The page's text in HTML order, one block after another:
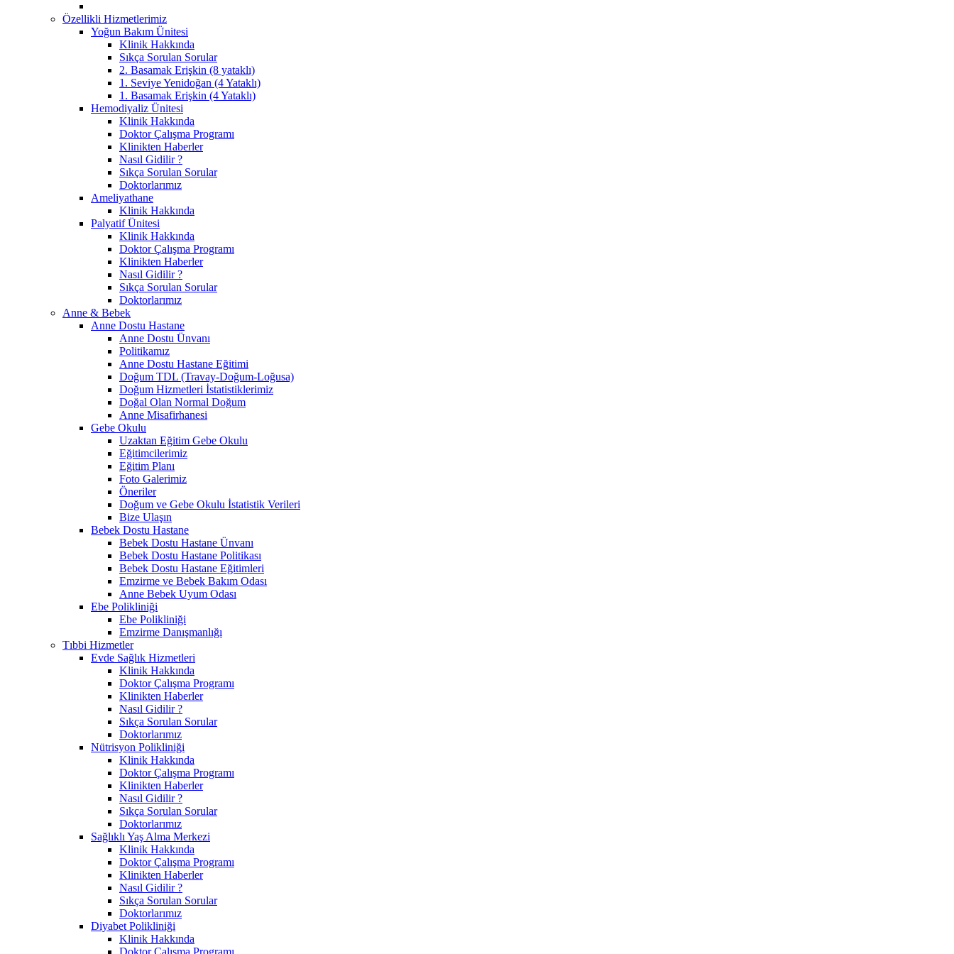
Özellikli Hizmetlerimiz
Yoğun Bakım Ünitesi
Klinik Hakkında
Sıkça Sorulan Sorular
2. Basamak Erişkin (8 yataklı)
1. Seviye Yenidoğan (4 Yataklı)
1. Basamak Erişkin (4 Yataklı)
Hemodiyaliz Ünitesi
Klinik Hakkında
Doktor Çalışma Programı
Klinikten Haberler
Nasıl Gidilir ?
Sıkça Sorulan Sorular
Doktorlarımız
Ameliyathane
Klinik Hakkında
Palyatif Ünitesi
Klinik Hakkında
Doktor Çalışma Programı
Klinikten Haberler
Nasıl Gidilir ?
Sıkça Sorulan Sorular
Doktorlarımız
Anne & Bebek
Anne Dostu Hastane
Anne Dostu Ünvanı
Politikamız
Anne Dostu Hastane Eğitimi
Doğum TDL (Travay-Doğum-Loğusa)
Doğum Hizmetleri İstatistiklerimiz
Doğal Olan Normal Doğum
Anne Misafirhanesi
Gebe Okulu
Uzaktan Eğitim Gebe Okulu
Eğitimcilerimiz
Eğitim Planı
Foto Galerimiz
Öneriler
Doğum ve Gebe Okulu İstatistik Verileri
Bize Ulaşın
Bebek Dostu Hastane
Bebek Dostu Hastane Ünvanı
Bebek Dostu Hastane Politikası
Bebek Dostu Hastane Eğitimleri
Emzirme ve Bebek Bakım Odası
Anne Bebek Uyum Odası
Ebe Polikliniği
Ebe Polikliniği
Emzirme Danışmanlığı
Tıbbi Hizmetler
Evde Sağlık Hizmetleri
Klinik Hakkında
Doktor Çalışma Programı
Klinikten Haberler
Nasıl Gidilir ?
Sıkça Sorulan Sorular
Doktorlarımız
Nütrisyon Polikliniği
Klinik Hakkında
Doktor Çalışma Programı
Klinikten Haberler
Nasıl Gidilir ?
Sıkça Sorulan Sorular
Doktorlarımız
Sağlıklı Yaş Alma Merkezi
Klinik Hakkında
Doktor Çalışma Programı
Klinikten Haberler
Nasıl Gidilir ?
Sıkça Sorulan Sorular
Doktorlarımız
Diyabet Polikliniği
Klinik Hakkında
Doktor Çalışma Programı